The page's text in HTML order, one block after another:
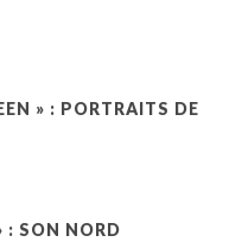
» : PORTRAITS DE
: SON NORD